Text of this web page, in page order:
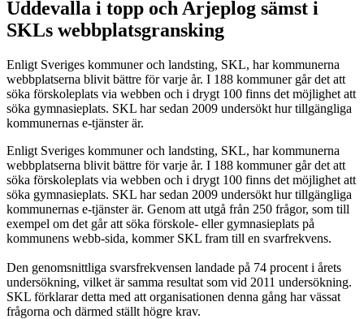
Uddevalla i topp och Arjeplog sämst i
SKLs webbplatsgransking
Enligt Sveriges kommuner och landsting, SKL, har kommunerna
webbplatserna blivit bättre för varje år. I 188 kommuner går det att
söka förskoleplats via webben och i drygt 100 finns det möjlighet att
söka gymnasieplats. SKL har sedan 2009 undersökt hur tillgängliga
kommunernas e-tjänster är.
Enligt Sveriges kommuner och landsting, SKL, har kommunerna
webbplatserna blivit bättre för varje år. I 188 kommuner går det att
söka förskoleplats via webben och i drygt 100 finns det möjlighet att
söka gymnasieplats. SKL har sedan 2009 undersökt hur tillgängliga
kommunernas e-tjänster är. Genom att utgå från 250 frågor, som till
exempel om det går att söka förskole- eller gymnasieplats på
kommunens webb-sida, kommer SKL fram till en svarfrekvens.
Den genomsnittliga svarsfrekvensen landade på 74 procent i årets
undersökning, vilket är samma resultat som vid 2011 undersökning.
SKL förklarar detta med att organisationen denna gång har vässat
frågorna och därmed ställt högre krav.